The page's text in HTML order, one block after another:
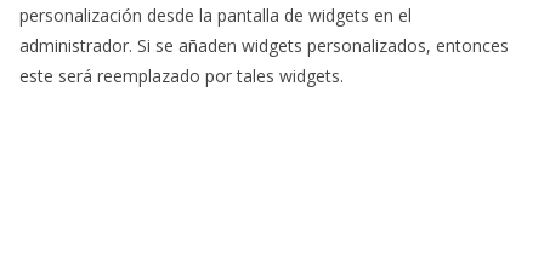
personalización desde la pantalla de widgets en el
administrador. Si se añaden widgets personalizados, entonces
este será reemplazado por tales widgets.